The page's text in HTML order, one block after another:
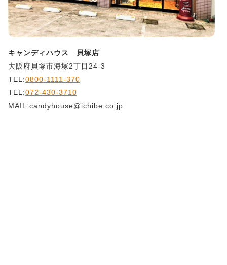
キャンディハウス 貝塚店
大阪府貝塚市海塚2丁目24-3
TEL:0800-1111-370
TEL:072-430-3710
MAIL:candyhouse@ichibe.co.jp